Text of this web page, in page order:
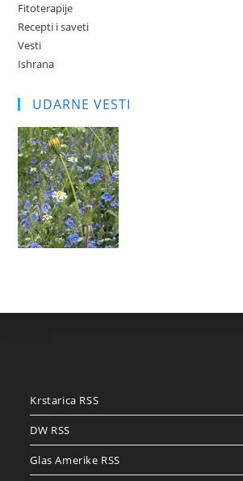
Fitoterapije
Recepti i saveti
Vesti
Ishrana
UDARNE VESTI
Krstarica RSS
DW RSS
Glas Amerike RSS